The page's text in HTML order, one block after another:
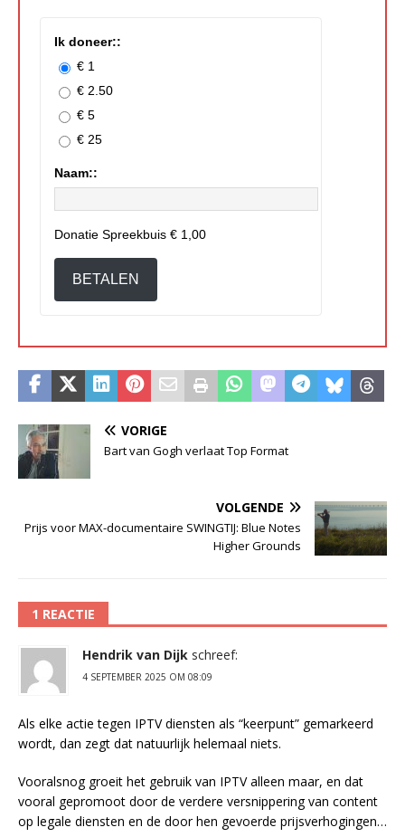
Ik doneer::
€ 1
€ 2.50
€ 5
€ 25
Naam::
Donatie Spreekbuis € 1,00
BETALEN
VORIGE
Bart van Gogh verlaat Top Format
VOLGENDE
Prijs voor MAX-documentaire SWINGTIJ: Blue Notes
Higher Grounds
1 REACTIE
Hendrik van Dijk schreef:
4 SEPTEMBER 2025 OM 08:09
Als elke actie tegen IPTV diensten als “keerpunt” gemarkeerd
wordt, dan zegt dat natuurlijk helemaal niets.
Vooralsnog groeit het gebruik van IPTV alleen maar, en dat
vooral gepromoot door de verdere versnippering van content
op legale diensten en de door hen gevoerde prijsverhogingen…